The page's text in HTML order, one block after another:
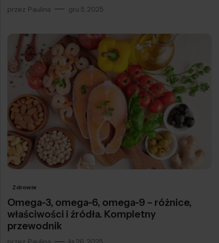
przez Paulina gru 5, 2025
Zdrowie
Omega-3, omega-6, omega-9 – różnice,
właściwości i źródła. Kompletny
przewodnik